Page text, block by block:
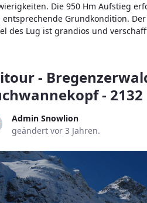
Die 950 Hm Aufstieg
entsprechende Grundkondition.
des Lug ist grandios und
-
- 2132
Admin Snowlion
geändert vor 3 Jahren.